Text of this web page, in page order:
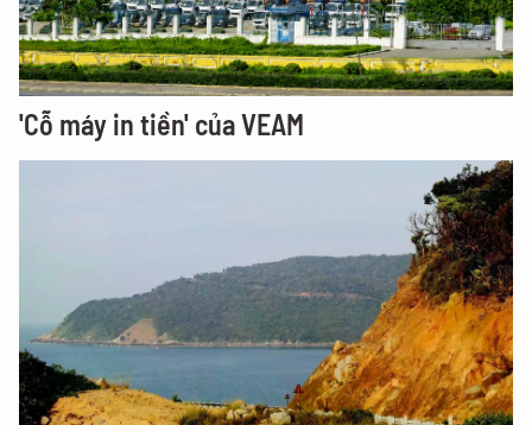
'Cỗ máy in tiền' của VEAM